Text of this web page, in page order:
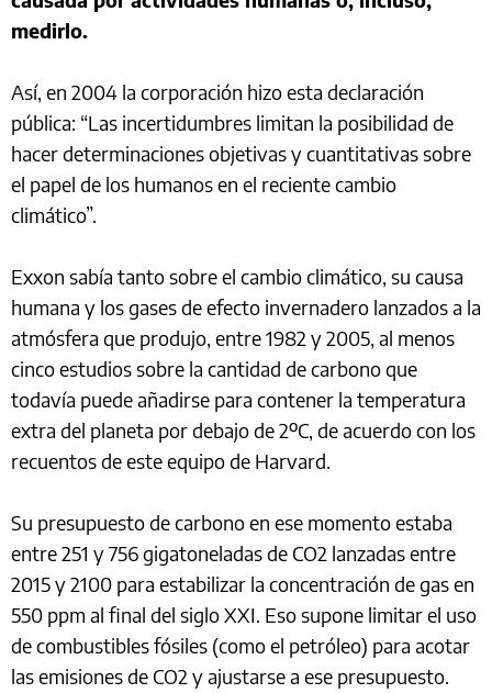
medirlo.
Así, en 2004 la corporación hizo esta declaración
pública: “Las incertidumbres limitan la posibilidad de
hacer determinaciones objetivas y cuantitativas sobre
el papel de los humanos en el reciente cambio
climático”.
Exxon sabía tanto sobre el cambio climático, su causa
humana y los gases de efecto invernadero lanzados a la
atmósfera que produjo, entre 1982 y 2005, al menos
cinco estudios sobre la cantidad de carbono que
todavía puede añadirse para contener la temperatura
extra del planeta por debajo de 2ºC, de acuerdo con los
recuentos de este equipo de Harvard.
Su presupuesto de carbono en ese momento estaba
entre 251 y 756 gigatoneladas de CO2 lanzadas entre
2015 y 2100 para estabilizar la concentración de gas en
550 ppm al final del siglo XXI. Eso supone limitar el uso
de combustibles fósiles (como el petróleo) para acotar
las emisiones de CO2 y ajustarse a ese presupuesto.